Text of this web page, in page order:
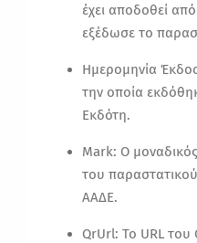
έχει αποδοθεί
εξέδωσε το
Ημερομηνία
την οποία
Εκδότη.
Mark: Ο
του
ΑΑΔΕ.
QrUrl: Το URL του